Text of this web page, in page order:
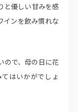
と優しい甘みを感
インを飲み慣れな
ので、母の日に花
はいかがでしょ